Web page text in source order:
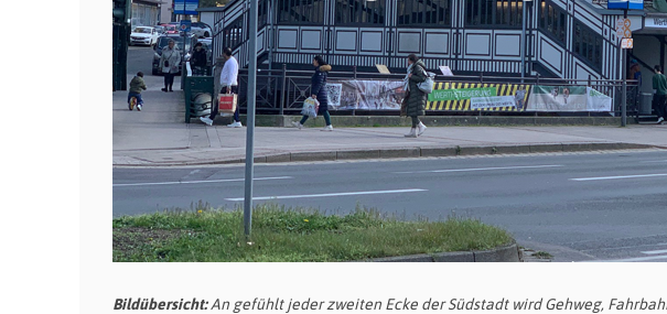
Bildübersicht:An gefühlt jeder zweiten Ecke der Südstadt wird Gehweg,